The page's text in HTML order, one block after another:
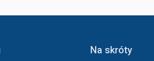
Na skróty